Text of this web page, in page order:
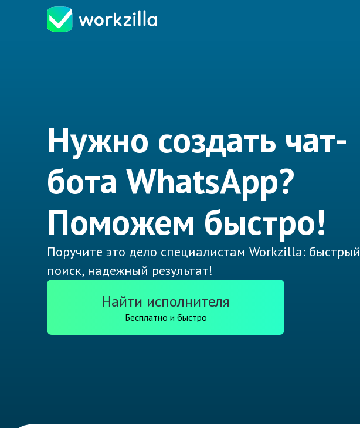
Нужно создать чат-
бота WhatsApp?
Поможем быстро!
Поручите это дело специалистам Workzilla: быстрый
поиск, надежный результат!
Найти исполнителя
Бесплатно и быстро